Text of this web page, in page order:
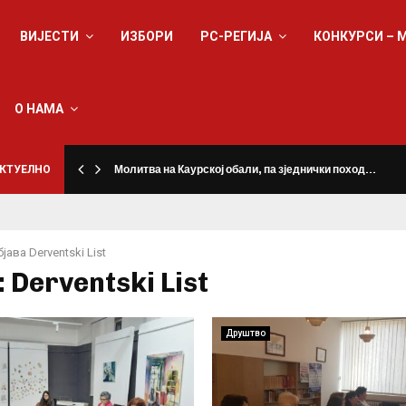
ВИЈЕСТИ ИЗБОРИ РС-РЕГИЈА КОНКУРСИ –
О НАМА
Молитва на Каурској обали, па зједнички поход…
Derventski List
Derventski List
Друштво